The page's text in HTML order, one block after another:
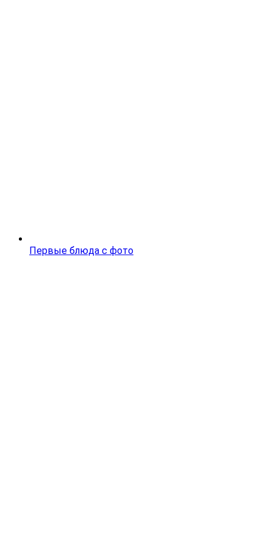
Первые блюда с фото